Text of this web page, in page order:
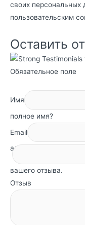
своих персональных
пользовательским
Оставить
Обязательное поле
Имя
полное имя?
Email
адрес электронной
вашего отзыва.
Отзыв